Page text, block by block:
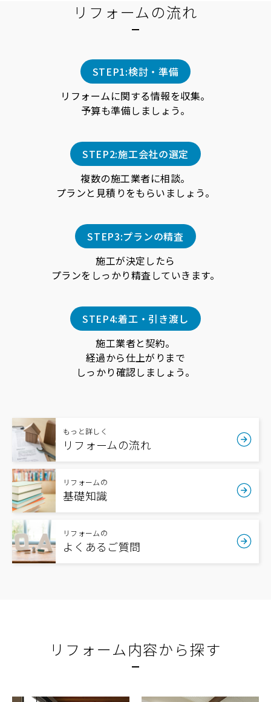
リフォームの流れ
STEP1:検討・準備
リフォームに関する情報を収集。
予算も準備しましょう。
STEP2:施工会社の選定
複数の施工業者に相談。
プランと見積りをもらいましょう。
STEP3:プランの精査
施工が決定したら
プランをしっかり精査していきます。
STEP4:着工・引き渡し
施工業者と契約。
経過から仕上がりまで
しっかり確認しましょう。
もっと詳しく
リフォームの流れ
リフォームの
基礎知識
リフォームの
よくあるご質問
リフォーム内容から探す